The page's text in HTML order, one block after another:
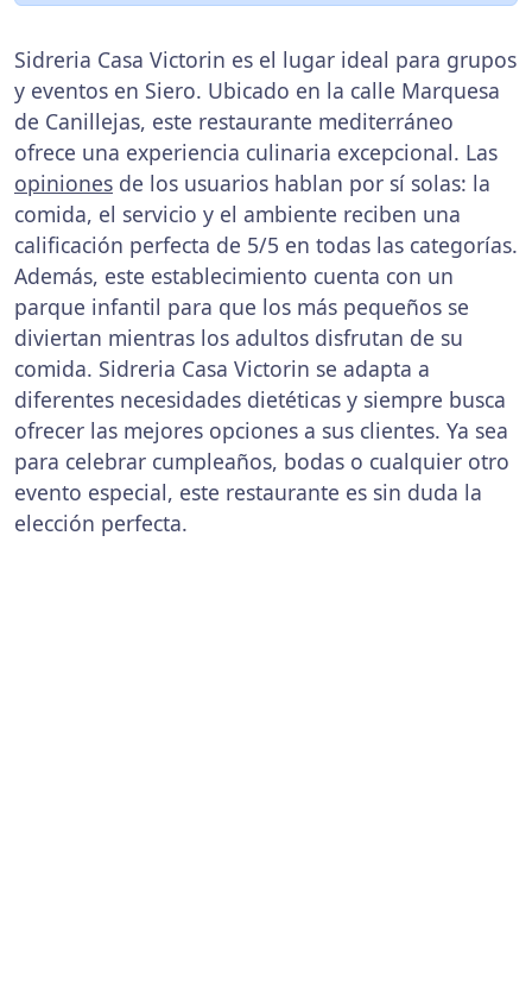
Sidreria Casa Victorin es el lugar ideal para grupos
y eventos en Siero. Ubicado en la calle Marquesa
de Canillejas, este restaurante mediterráneo
ofrece una experiencia culinaria excepcional. Las
opiniones de los usuarios hablan por sí solas: la
comida, el servicio y el ambiente reciben una
calificación perfecta de 5/5 en todas las categorías.
Además, este establecimiento cuenta con un
parque infantil para que los más pequeños se
diviertan mientras los adultos disfrutan de su
comida. Sidreria Casa Victorin se adapta a
diferentes necesidades dietéticas y siempre busca
ofrecer las mejores opciones a sus clientes. Ya sea
para celebrar cumpleaños, bodas o cualquier otro
evento especial, este restaurante es sin duda la
elección perfecta.